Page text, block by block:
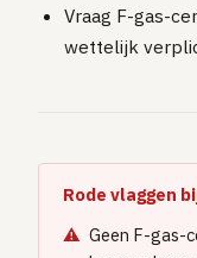
Vraag F-gas-
wettelijk
Rode vlaggen
Geen F-gas-